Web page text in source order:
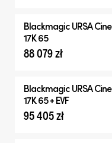
BlackmagicURSA Cine
17K 65
88 079 zł
BlackmagicURSA Cine
17K 65 + EVF
95 405 zł